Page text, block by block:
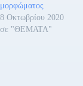
μορφώματος
8 Οκτωβρίου 2020
σε "ΘΕΜΑΤΑ"